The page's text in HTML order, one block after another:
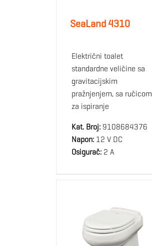
SeaLand 4310
Električni toalet
standardne veličine sa
gravitacijskim
pražnjenjem, sa ručicom
za ispiranje
Kat. Broj:9108684376
Napon:12 V DC
Osigurač:2 A